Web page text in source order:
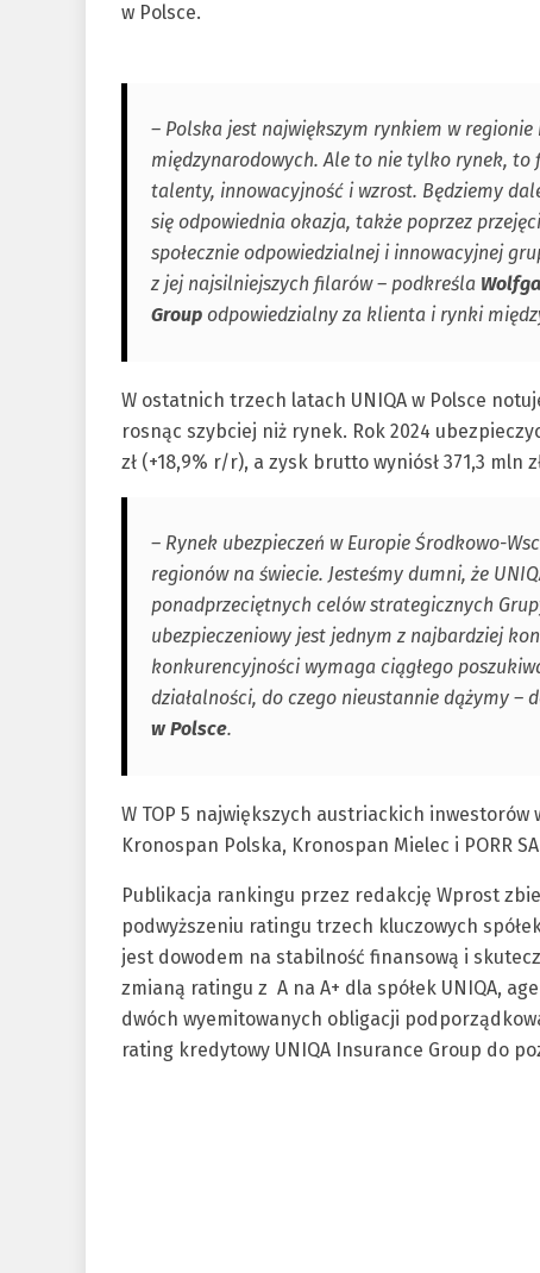
w Polsce.
– Polska jest największym rynkiem w
międzynarodowych. Ale to nie tylko rynek,
talenty, innowacyjność i wzrost. Będziemy
się odpowiednia okazja, także poprzez
społecznie odpowiedzialnej i innowacyjnej
z jej najsilniejszych filarów – podkreśla
Group odpowiedzialny za klienta i rynki
W ostatnich trzech latach UNIQA w Polsce
rosnąc szybciej niż rynek. Rok 2024
zł (+18,9% r/r), a zysk brutto wyniósł 371,3 mln
– Rynek ubezpieczeń w Europie Środkowo-
regionów na świecie. Jesteśmy dumni, że
ponadprzeciętnych celów strategicznych
ubezpieczeniowy jest jednym z najbardziej
konkurencyjności wymaga ciągłego
działalności, do czego nieustannie dążymy –
w Polsce.
W TOP 5 największych austriackich inwestorów
Kronospan Polska, Kronospan Mielec i PORR
Publikacja rankingu przez redakcję Wprost
podwyższeniu ratingu trzech kluczowych
jest dowodem na stabilność finansową i
zmianą ratingu z A na A+ dla spółek UNIQA,
dwóch wyemitowanych obligacji
rating kredytowy UNIQA Insurance Group do